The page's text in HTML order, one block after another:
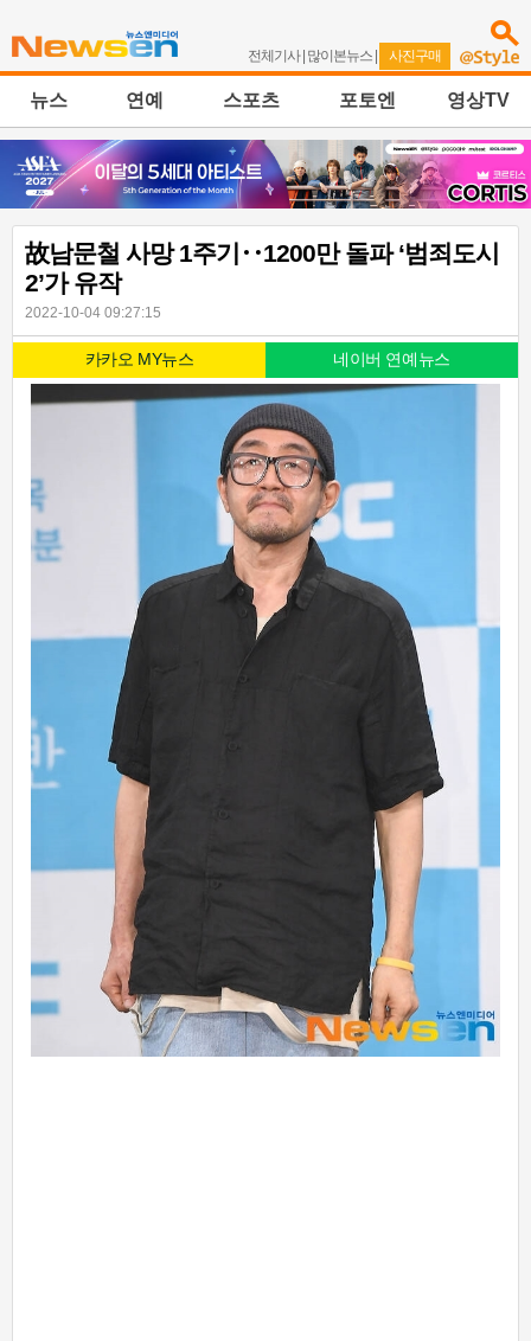
전체기사| 많이본뉴스 | 사진구매
뉴스 연예 스포츠 포토엔 영상TV
故남문철 사망 1주기‥1200만 돌파 ‘범죄도시
2’가 유작
2022-10-04 09:27:15
카카오 MY뉴스 네이버 연예뉴스